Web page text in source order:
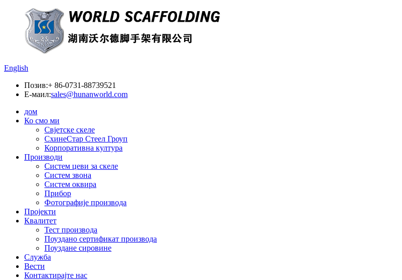
English
Позив:+ 86-0731-88739521
Е-маил:sales@hunanworld.com
дом
Ко смо ми
Свјетске скеле
СхинеСтар Стеел Гроуп
Корпоративна култура
Производи
Систем цеви за скеле
Систем звона
Систем оквира
Прибор
Фотографије производа
Пројекти
Квалитет
Тест производа
Поуздано сертификат производа
Поуздане сировине
Служба
Вести
Контактирајте нас